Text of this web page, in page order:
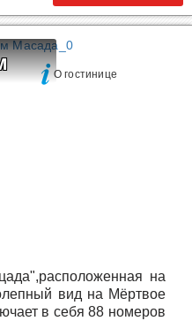
О гостинице
на
вид на Мёртвое
в себя 88 номеров